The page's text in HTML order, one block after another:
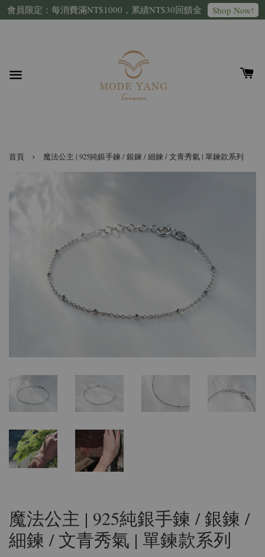
會員限定：每消費滿NT$1000，累績NT$30回饋金 Shop Now!
首頁 › 魔法公主 | 925純銀手鍊 / 銀鍊 / 細鍊 / 文青秀氣 | 單鍊款系列
魔法公主 | 925純銀手鍊 / 銀鍊 /
細鍊 / 文青秀氣 | 單鍊款系列